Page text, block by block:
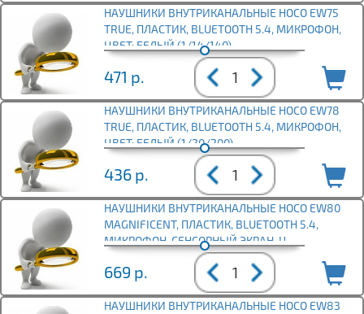
НАУШНИКИ ВНУТРИКАНАЛЬНЫЕ HOCO EW75
TRUE, ПЛАСТИК, BLUETOOTH 5.4, МИКРОФОН,
ЦВЕТ: БЕЛЫЙ (1/14/140)
471 р.
НАУШНИКИ ВНУТРИКАНАЛЬНЫЕ HOCO EW78
TRUE, ПЛАСТИК, BLUETOOTH 5.4, МИКРОФОН,
ЦВЕТ: БЕЛЫЙ (1/20/200)
436 р.
НАУШНИКИ ВНУТРИКАНАЛЬНЫЕ HOCO EW80
MAGNIFICENT, ПЛАСТИК, BLUETOOTH 5.4,
МИКРОФОН, СЕНСОРНЫЙ ЭКРАН, Ц
669 р.
НАУШНИКИ ВНУТРИКАНАЛЬНЫЕ HOCO EW83